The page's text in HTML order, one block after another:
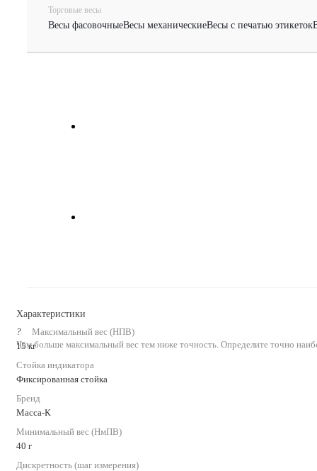
Торговые весы
Весы фасовочныеВесы механическиеВесы с печатью этикеток
Характеристики
?
Чем больше максимальный вес тем ниже точность. Определите точно
Максимальный вес (НПВ)
15 кг
Стойка индикатора
Фиксированная стойка
Бренд
Масса-К
Минимальный вес (НмПВ)
40 г
Дискретность (шаг измерения)